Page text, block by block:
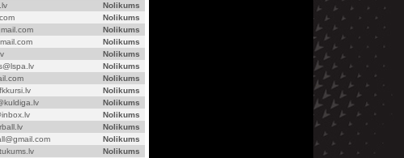
Nolikums
Nolikums
Nolikums
Nolikums
Nolikums
Nolikums
Nolikums
Nolikums
Nolikums
Nolikums
Nolikums
Nolikums
Nolikums